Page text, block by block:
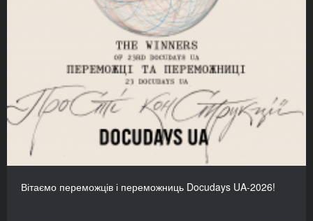
Вітаємо переможців і переможниць Docudays UA-2026!